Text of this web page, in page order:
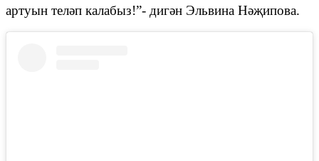
артуын теләп калабыз!”- дигән Эльвина Нәҗипова.